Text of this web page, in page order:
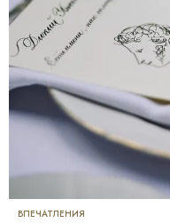
ВПЕЧАТЛЕНИЯ